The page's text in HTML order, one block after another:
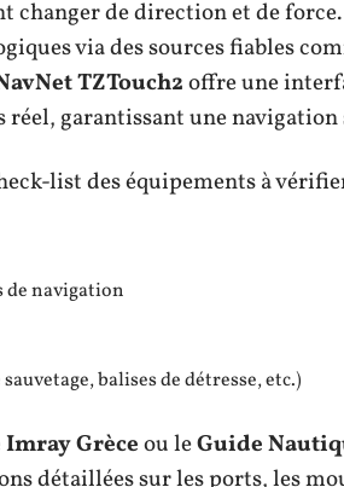
changer de direction et de
via des sources fiables
TZTouch2offre une
garantissant une navigation
list des équipements à
de navigation
balises de détresse, etc.)
Grèceou leGuide
détaillées sur les ports, les